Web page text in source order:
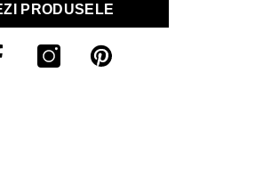
PRODUSELE